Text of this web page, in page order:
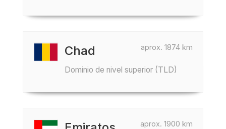
aprox. 1874 km
Chad
Dominio de nivel superior (TLD)
aprox. 1900 km